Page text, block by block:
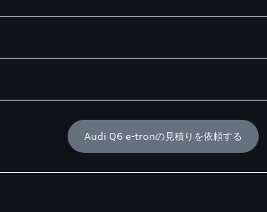
Audi Q6 e-tronの見積りを依頼する